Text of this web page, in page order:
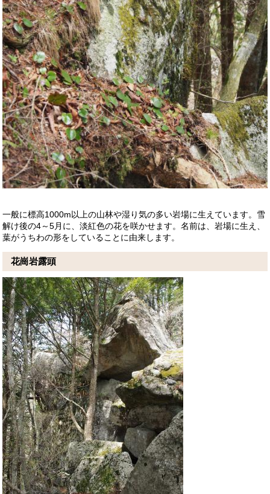
一般に標高1000m以上の山林や湿り気の多い岩場に生えています。 雪
解け後の4～5月に、淡紅色の花を咲かせます。名前は、岩場に生え、
葉がうちわの形をしていることに由来します。
花崗岩露頭